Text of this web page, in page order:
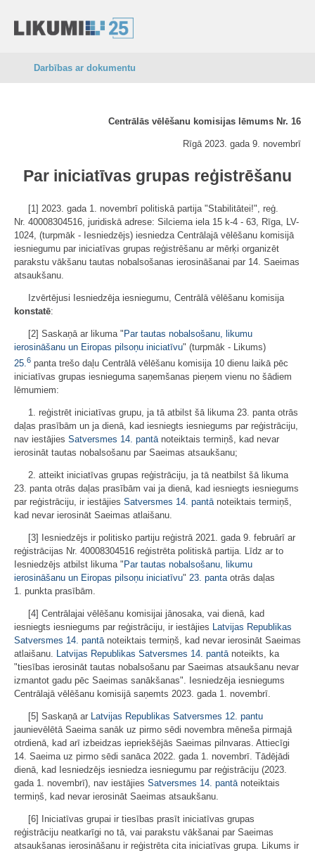
Darbības ar dokumentu
Centrālās vēlēšanu komisijas lēmums Nr. 16
Rīgā 2023. gada 9. novembrī
Par iniciatīvas grupas reģistrēšanu
[1] 2023. gada 1. novembrī politiskā partija "Stabilitātei!", reģ.
Nr. 40008304516, juridiskā adrese: Silciema iela 15 k-4 - 63, Rīga, LV-
1024, (turpmāk - Iesniedzējs) iesniedza Centrālajā vēlēšanu komisijā
iesniegumu par iniciatīvas grupas reģistrēšanu ar mērķi organizēt
parakstu vākšanu tautas nobalsošanas ierosināšanai par 14. Saeimas
atsaukšanu.
Izvērtējusi Iesniedzēja iesniegumu, Centrālā vēlēšanu komisija
konstatē:
[2] Saskaņā ar likuma " Par tautas nobalsošanu, likumu
ierosināšanu un Eiropas pilsoņu iniciatīvu" (turpmāk - Likums)
25.6 panta trešo daļu Centrālā vēlēšanu komisija 10 dienu laikā pēc
iniciatīvas grupas iesnieguma saņemšanas pieņem vienu no šādiem
lēmumiem:
1. reģistrēt iniciatīvas grupu, ja tā atbilst šā likuma 23. panta otrās
daļas prasībām un ja dienā, kad iesniegts iesniegums par reģistrāciju,
nav iestājies Satversmes 14. pantānoteiktais termiņš, kad nevar
ierosināt tautas nobalsošanu par Saeimas atsaukšanu;
2. atteikt iniciatīvas grupas reģistrāciju, ja tā neatbilst šā likuma
23. panta otrās daļas prasībām vai ja dienā, kad iesniegts iesniegums
par reģistrāciju, ir iestājies Satversmes 14. pantānoteiktais termiņš,
kad nevar ierosināt Saeimas atlaišanu.
[3] Iesniedzējs ir politisko partiju reģistrā 2021. gada 9. februārī ar
reģistrācijas Nr. 40008304516 reģistrēta politiskā partija. Līdz ar to
Iesniedzējs atbilst likuma " Par tautas nobalsošanu, likumu
ierosināšanu un Eiropas pilsoņu iniciatīvu" 23. pantaotrās daļas
1. punkta prasībām.
[4] Centrālajai vēlēšanu komisijai jānosaka, vai dienā, kad
iesniegts iesniegums par reģistrāciju, ir iestājies Latvijas Republikas
Satversmes 14. pantānoteiktais termiņš, kad nevar ierosināt Saeimas
atlaišanu. Latvijas Republikas Satversmes 14. pantānoteikts, ka
"tiesības ierosināt tautas nobalsošanu par Saeimas atsaukšanu nevar
izmantot gadu pēc Saeimas sanākšanas". Iesniedzēja iesniegums
Centrālajā vēlēšanu komisijā saņemts 2023. gada 1. novembrī.
[5] Saskaņā ar Latvijas Republikas Satversmes 12. pantu
jaunievēlētā Saeima sanāk uz pirmo sēdi novembra mēneša pirmajā
otrdienā, kad arī izbeidzas iepriekšējās Saeimas pilnvaras. Attiecīgi
14. Saeima uz pirmo sēdi sanāca 2022. gada 1. novembrī. Tādējādi
dienā, kad Iesniedzējs iesniedza iesniegumu par reģistrāciju (2023.
gada 1. novembrī), nav iestājies Satversmes 14. pantānoteiktais
termiņš, kad nevar ierosināt Saeimas atsaukšanu.
[6] Iniciatīvas grupai ir tiesības prasīt iniciatīvas grupas
reģistrāciju neatkarīgi no tā, vai parakstu vākšanai par Saeimas
atsaukšanas ierosināšanu ir reģistrēta cita iniciatīvas grupa. Likums ir